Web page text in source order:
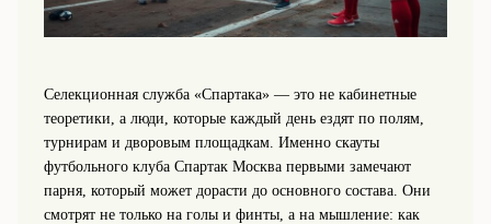
Селекционная служба «Спартака» — это не кабинетные
теоретики, а люди, которые каждый день ездят по полям,
турнирам и дворовым площадкам. Именно скауты
футбольного клуба Спартак Москва первыми замечают
парня, который может дорасти до основного состава. Они
смотрят не только на голы и финты, а на мышление: как